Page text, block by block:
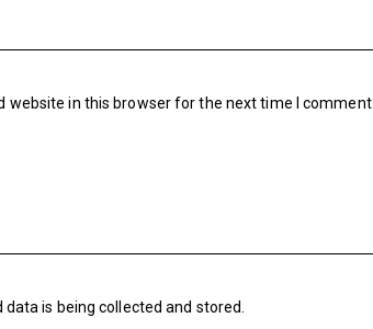
website in this browser for the next time I comment.
data is beingcollected and stored